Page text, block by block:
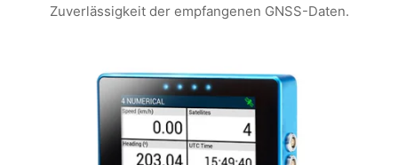
Zuverlässigkeit der empfangenen GNSS-Daten.